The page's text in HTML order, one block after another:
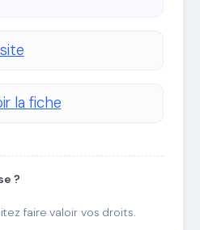
la fiche
?
faire valoir vos droits.